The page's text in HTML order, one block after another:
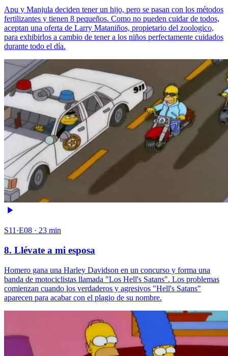
Apu y Manjula deciden tener un hijo, pero se pasan con los métodos
fertilizantes y tienen 8 pequeños. Como no pueden cuidar de todos,
aceptan una oferta de Larry Mataniños, propietario del zoologico,
para exhibirlos a cambio de tener a los niños perfectamente cuidados
durante todo el día.
S11·E08 · 23 min
8. Llévate a mi esposa
Homero gana una Harley Davidson en un concurso y forma una
banda de motociclistas llamada "Los Hell's Satans". Los problemas
comienzan cuando los verdaderos y agresivos "Hell's Satans"
aparecen para acabar con el plagio de su nombre.